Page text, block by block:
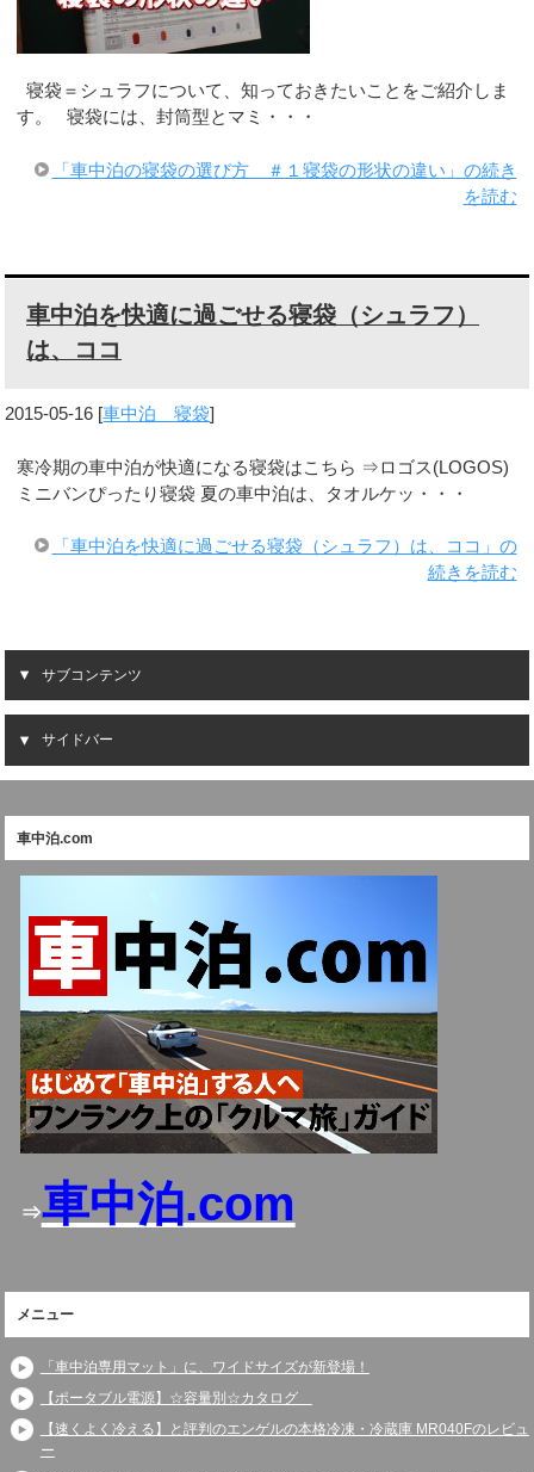
寝袋＝シュラフについて、知っておきたいことをご紹介しま
す。 寝袋には、封筒型とマミ・・・
「車中泊の寝袋の選び方 ＃１寝袋の形状の違い」の続き
を読む
車中泊を快適に過ごせる寝袋（シュラフ）
は、ココ
2015-05-16 [車中泊 寝袋]
寒冷期の車中泊が快適になる寝袋はこちら ⇒ロゴス(LOGOS)
ミニバンぴったり寝袋 夏の車中泊は、タオルケッ・・・
「車中泊を快適に過ごせる寝袋（シュラフ）は、ココ」の
続きを読む
サブコンテンツ
サイドバー
車中泊.com
⇒車中泊.com
メニュー
「車中泊専用マット」に、ワイドサイズが新登場！
【ポータブル電源】☆容量別☆カタログ
【速くよく冷える】と評判のエンゲルの本格冷凍・冷蔵庫 MR040Fのレビュ
ー